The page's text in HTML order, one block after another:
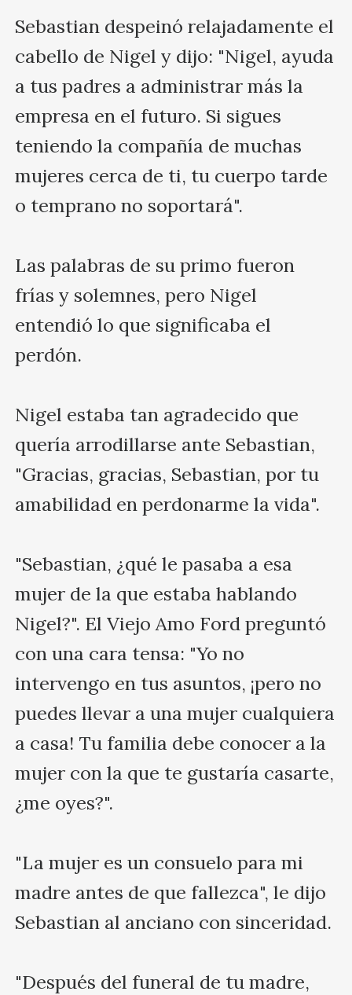
Sebastian despeinó relajadamente el
cabello de Nigel y dijo: "Nigel, ayuda
a tus padres a administrar más la
empresa en el futuro. Si sigues
teniendo la compañía de muchas
mujeres cerca de ti, tu cuerpo tarde
o temprano no soportará".
Las palabras de su primo fueron
frías y solemnes, pero Nigel
entendió lo que significaba el
perdón.
Nigel estaba tan agradecido que
quería arrodillarse ante Sebastian,
"Gracias, gracias, Sebastian, por tu
amabilidad en perdonarme la vida".
"Sebastian, ¿qué le pasaba a esa
mujer de la que estaba hablando
Nigel?". El Viejo Amo Ford preguntó
con una cara tensa: "Yo no
intervengo en tus asuntos, ¡pero no
puedes llevar a una mujer cualquiera
a casa! Tu familia debe conocer a la
mujer con la que te gustaría casarte,
¿me oyes?".
"La mujer es un consuelo para mi
madre antes de que fallezca", le dijo
Sebastian al anciano con sinceridad.
"Después del funeral de tu madre,